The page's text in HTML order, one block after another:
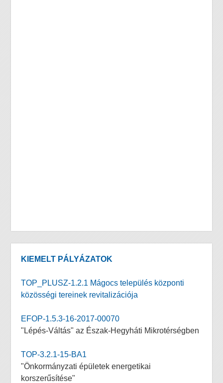
KIEMELT PÁLYÁZATOK
TOP_PLUSZ-1.2.1 Mágocs település központi
közösségi tereinek revitalizációja
EFOP-1.5.3-16-2017-00070
"Lépés-Váltás" az Észak-Hegyháti Mikrotérségben
TOP-3.2.1-15-BA1
"Önkormányzati épületek energetikai
korszerűsítése"